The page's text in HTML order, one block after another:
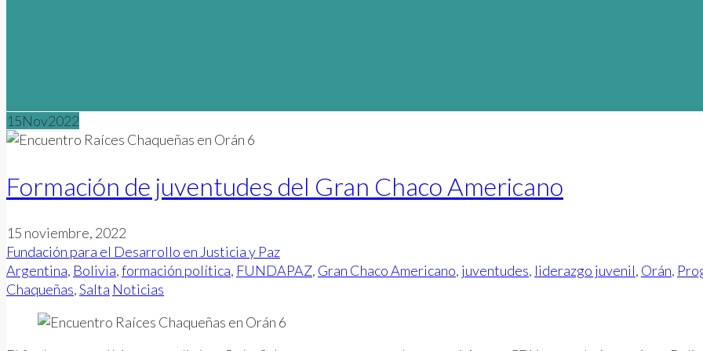
15Nov2022
Formación de juventudes del Gran Chaco Americano
15 noviembre, 2022
Fundación para el Desarrollo en Justicia y Paz
Argentina, Bolivia,formación política, FUNDAPAZ, Gran Chaco Americano, juventudes, liderazgo juvenil, Orán,
Chaqueñas,Salta Noticias